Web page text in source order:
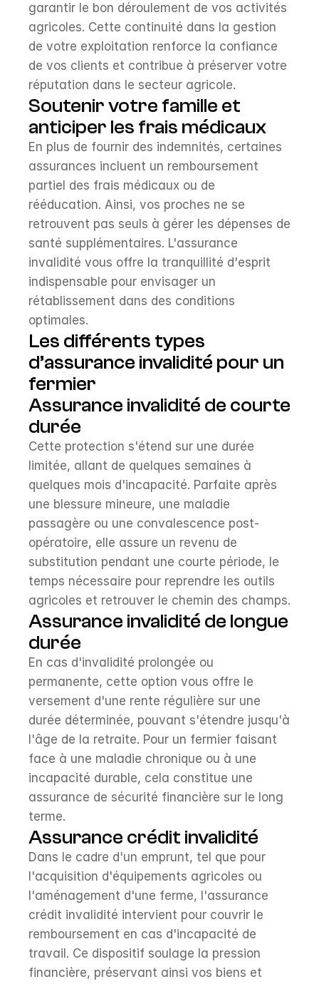
garantir le bon déroulement de vos activités
agricoles. Cette continuité dans la gestion
de votre exploitation renforce la confiance
de vos clients et contribue à préserver votre
réputation dans le secteur agricole.
Soutenir votre famille et
anticiper les frais médicaux
En plus de fournir des indemnités, certaines
assurances incluent un remboursement
partiel des frais médicaux ou de
rééducation. Ainsi, vos proches ne se
retrouvent pas seuls à gérer les dépenses de
santé supplémentaires. L'assurance
invalidité vous offre la tranquillité d'esprit
indispensable pour envisager un
rétablissement dans des conditions
optimales.
Les différents types
d’assurance invalidité pour un
fermier
Assurance invalidité de courte
durée
Cette protection s'étend sur une durée
limitée, allant de quelques semaines à
quelques mois d'incapacité. Parfaite après
une blessure mineure, une maladie
passagère ou une convalescence post-
opératoire, elle assure un revenu de
substitution pendant une courte période, le
temps nécessaire pour reprendre les outils
agricoles et retrouver le chemin des champs.
Assurance invalidité de longue
durée
En cas d'invalidité prolongée ou
permanente, cette option vous offre le
versement d'une rente régulière sur une
durée déterminée, pouvant s'étendre jusqu'à
l'âge de la retraite. Pour un fermier faisant
face à une maladie chronique ou à une
incapacité durable, cela constitue une
assurance de sécurité financière sur le long
terme.
Assurance crédit invalidité
Dans le cadre d'un emprunt, tel que pour
l'acquisition d'équipements agricoles ou
l'aménagement d'une ferme, l'assurance
crédit invalidité intervient pour couvrir le
remboursement en cas d'incapacité de
travail. Ce dispositif soulage la pression
financière, préservant ainsi vos biens et